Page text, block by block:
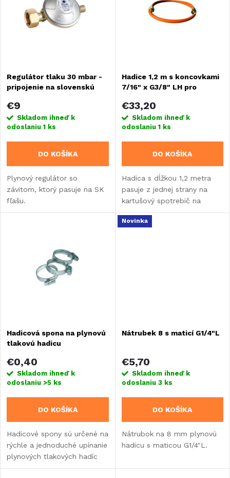
e
p
r
o
d
u
Abecedne
s
p
r
o
d
u
Regulátor tlaku 30 mbar -
pripojenie na slovenskú
€9
Skladom ihneď k
odoslaniu1 ks
DO KOŠÍKA
Plynový regulátor so
závitom, ktorý pasuje na SK
fľašu.
Hadice 1,2 m s koncovkami
7/16" x G3/8" LH pro
€33,20
Skladom ihneď k
odoslaniu1 ks
DO KOŠÍKA
Hadica s dĺžkou 1,2 metra
pasuje z jednej strany na
kartušový spotrebič na
závitové kartuše a druhá
koncovka pasuje na regulátor
Hadicová spona na plynovú
tlakovú hadicu
€0,40
Skladom ihneď k
odoslaniu >5 ks
DO KOŠÍKA
Hadicové spony sú určené na
rýchle a jednoduché upínanie
plynových tlakových hadíc
najmä menších priemerov.
Novinka
Nátrubek 8 s maticí G1/4"L
€5,70
Skladom ihneď k
odoslaniu 3 ks
DO KOŠÍKA
Nátrubok na 8 mm plynovú
hadicu s maticou G1/4"L.